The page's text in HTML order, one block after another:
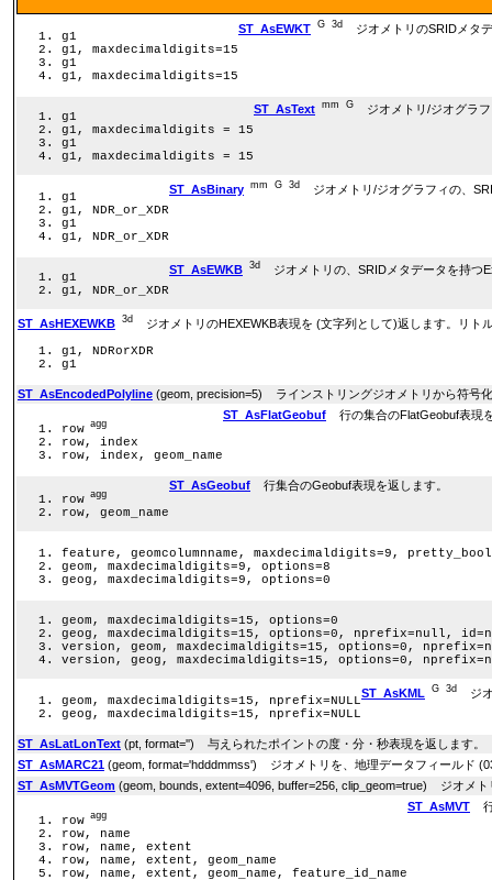
ST_AsEWKT G 3d ジオメトリのSRIDメタ
g1
g1, maxdecimaldigits=15
g1
g1, maxdecimaldigits=15
ST_AsText mm G ジオメトリ/ジオグラフ
g1
g1, maxdecimaldigits = 15
g1
g1, maxdecimaldigits = 15
ST_AsBinary mm G 3d ジオメトリ/ジオグラフィの、
g1
g1, NDR_or_XDR
g1
g1, NDR_or_XDR
ST_AsEWKB 3d ジオメトリの、SRIDメタデータを持つ
g1
g1, NDR_or_XDR
ST_AsHEXEWKB 3d ジオメトリのHEXEWKB表現を (文字列として)返します。リト
g1, NDRorXDR
g1
ST_AsEncodedPolyline (geom, precision=5) ラインストリングジオメトリから符号
ST_AsFlatGeobuf 行の集合のFlatGeobuf表現
row agg
row, index
row, index, geom_name
ST_AsGeobuf 行集合のGeobuf表現を返します。
row agg
row, geom_name
feature, geomcolumnname, maxdecimaldigits=9,
geom, maxdecimaldigits=9, options=8
geog, maxdecimaldigits=9, options=0
geom, maxdecimaldigits=15, options=0
geog, maxdecimaldigits=15, options=0, nprefix=null,
version, geom, maxdecimaldigits=15, options=0,
version, geog, maxdecimaldigits=15, options=0,
ST_AsKML G 3d ジオ
geom, maxdecimaldigits=15, nprefix=NULL
geog, maxdecimaldigits=15, nprefix=NULL
ST_AsLatLonText (pt, format='') 与えられたポイントの度・分・秒表現を返します。
ST_AsMARC21 (geom, format='hdddmmss') ジオメトリを、地理データフィールド
ST_AsMVTGeom (geom, bounds, extent=4096, buffer=256, clip_geom=true) ジオメ
ST_AsMVT 行
row agg
row, name
row, name, extent
row, name, extent, geom_name
row, name, extent, geom_name, feature_id_name